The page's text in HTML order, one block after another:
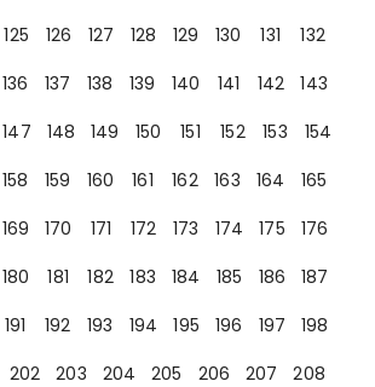
125 126 127 128 129 130 131
132
136 137 138 139 140 141 142
143
147 148 149 150 151 152 153
154
158 159 160 161 162 163 164
165
169 170 171 172 173 174 175
176
180 181 182 183 184 185 186
187
191 192 193 194 195 196 197
198
202 203 204 205 206 207
208